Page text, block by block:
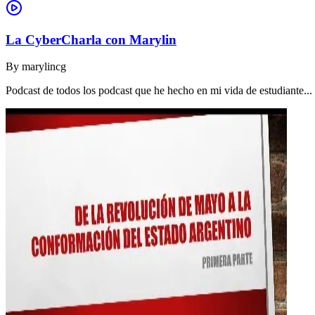
La CyberCharla con Marylin
By marylincg
Podcast de todos los podcast que he hecho en mi vida de